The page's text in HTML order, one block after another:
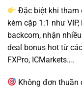
Đặc biệt khi tham
kèm cặp 1:1 như
backcom, nhận
deal bonus hot từ
FXPro, ICMarkets….
Không đơn thuần